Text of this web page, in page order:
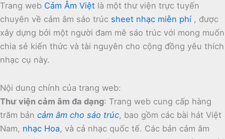
Trang web Cảm Âm Việt là một thư viện trực tuyến
chuyên về cảm âm sáo trúc sheet nhạc miễn phí , được
xây dựng bởi một người đam mê sáo trúc với mong muốn
chia sẻ kiến thức và tài nguyên cho cộng đồng yêu thích
nhạc cụ này.
Nội dung chính của trang web:
Thư viện cảm âm đa dạng: Trang web cung cấp hàng
trăm bản cảm âm cho sáo trúc, bao gồm các bài hát Việt
Nam, nhạc Hoa, và cả nhạc quốc tế. Các bản cảm âm